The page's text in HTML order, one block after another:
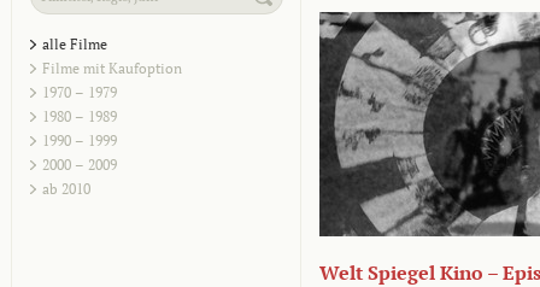
alle Filme
Filme mit Kaufoption
1970 – 1979
1980 – 1989
1990 – 1999
2000 – 2009
ab 2010
Welt Spiegel Kino –